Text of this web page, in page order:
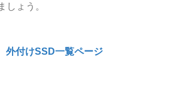
しょう。
付けSSD一覧ページ